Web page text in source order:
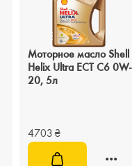
Моторное масло Shell
Helix Ultra ECT C6 0W-
20, 5л
4703₴